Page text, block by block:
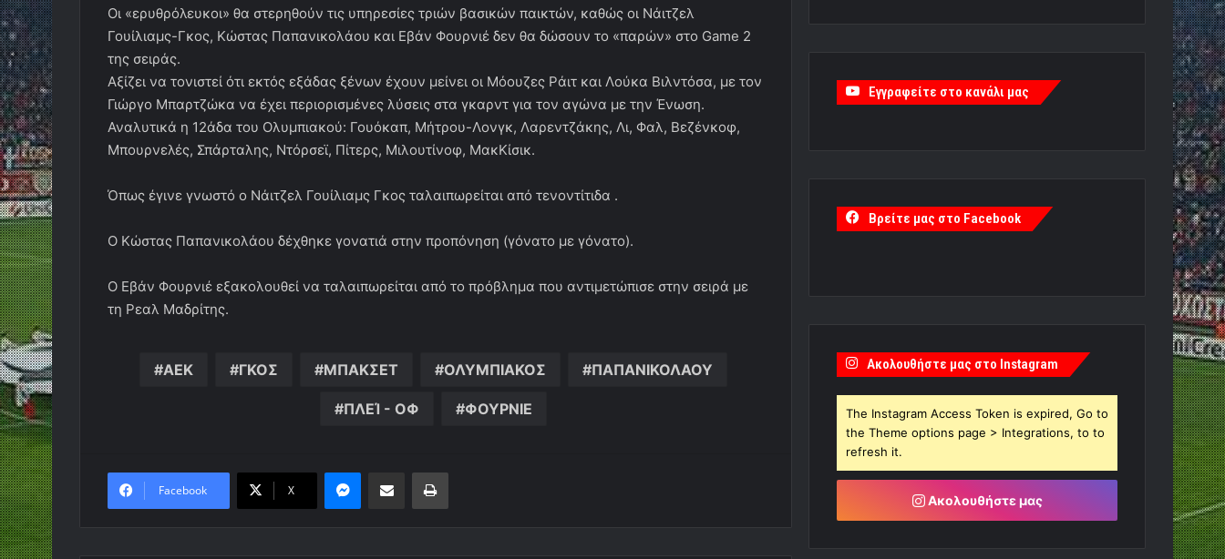
Οι «ερυθρόλευκοι» θα στερηθούν τις υπηρεσίες τριών βασικών παικτών, καθώς οι Νάιτζελ
Γουίλιαμς-Γκος, Κώστας Παπανικολάου και Εβάν Φουρνιέ δεν θα δώσουν το «παρών» στο Game 2
της σειράς.
Αξίζει να τονιστεί ότι εκτός εξάδας ξένων έχουν μείνει οι Μόουζες Ράιτ και Λούκα Βιλντόσα, με τον
Γιώργο Μπαρτζώκα να έχει περιορισμένες λύσεις στα γκαρντ για τον αγώνα με την Ένωση.
Αναλυτικά η 12άδα του Ολυμπιακού: Γουόκαπ, Μήτρου-Λονγκ, Λαρεντζάκης, Λι, Φαλ, Βεζένκοφ,
Μπουρνελές, Σπάρταλης, Ντόρσεϊ, Πίτερς, Μιλουτίνοφ, ΜακΚίσικ.
Όπως έγινε γνωστό ο Νάιτζελ Γουίλιαμς Γκος ταλαιπωρείται από τενοντίτιδα .
Ο Κώστας Παπανικολάου δέχθηκε γονατιά στην προπόνηση (γόνατο με γόνατο).
Ο Εβάν Φουρνιέ εξακολουθεί να ταλαιπωρείται από το πρόβλημα που αντιμετώπισε στην σειρά με
τη Ρεαλ Μαδρίτης.
ΑΕΚ ΓΚΟΣ ΜΠΑΚΣΕΤ ΟΛΥΜΠΙΑΚΟΣ ΠΑΠΑΝΙΚΟΛΑΟΥ
ΠΛΕΊ - ΟΦ ΦΟΥΡΝΙΕ
Facebook X
MessengerΚοινοποίηση μέσω ηλεκτρονικού ταχυδρομείουΕκτύπωση
Εγγραφείτε στο κανάλι μας
Βρείτε μας στο Facebook
Ακολουθήστε μας στο Instagram
The Instagram Access Token is expired, Go to
the Theme options page > Integrations, to to
refresh it.
Ακολουθήστε μας